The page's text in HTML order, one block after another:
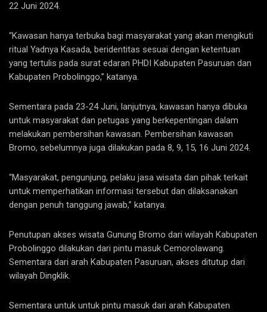
22 Juni 2024.
“Kawasan hanya terbuka bagi masyarakat yang akan mengikuti
ritual Yadnya Kasada, beridentitas sesuai dengan ketentuan
yang tertulis pada surat edaran PHDI Kabupaten Pasuruan dan
Kabupaten Probolinggo,” katanya.
Sementara pada 23-24 Juni, lanjutnya, kawasan hanya dibuka
untuk masyarakat dan petugas yang berkepentingan dalam
melakukan pembersihan kawasan. Pembersihan kawasan
Bromo, sebelumnya juga dilakukan pada 8, 9, 15, 16 Juni 2024.
“Masyarakat, pengunjung, pelaku jasa wisata dan pihak terkait
untuk memperhatikan informasi tersebut dan dilaksanakan
dengan penuh tanggung jawab,” katanya.
Penutupan akses wisata Gunung Bromo dari wilayah Kabupaten
Probolinggo dilakukan dari pintu masuk Cemorolawang.
Sementara dari arah Kabupaten Pasuruan, akses ditutup dari
wilayah Dingklik.
Sementara untuk untuk pintu masuk dari arah Kabupaten